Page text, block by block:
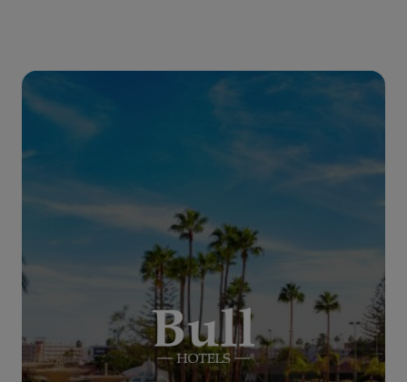
BULL EUGENIA VICTORIA & SPA